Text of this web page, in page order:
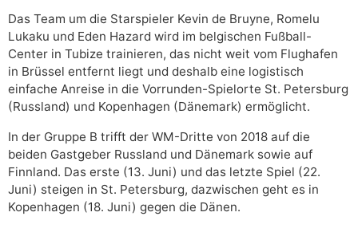
Das Team um die Starspieler Kevin de Bruyne, Romelu
Lukaku und Eden Hazard wird im belgischen Fußball-
Center in Tubize trainieren, das nicht weit vom Flughafen
in Brüssel entfernt liegt und deshalb eine logistisch
einfache Anreise in die Vorrunden-Spielorte St. Petersburg
(Russland) und Kopenhagen (Dänemark) ermöglicht.
In der Gruppe B trifft der WM-Dritte von 2018 auf die
beiden Gastgeber Russland und Dänemark sowie auf
Finnland. Das erste (13. Juni) und das letzte Spiel (22.
Juni) steigen in St. Petersburg, dazwischen geht es in
Kopenhagen (18. Juni) gegen die Dänen.